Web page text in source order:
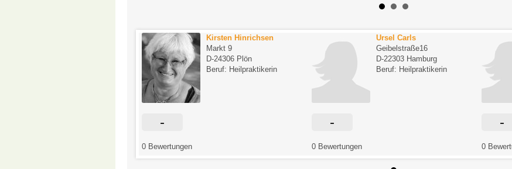
-
0 Bewertungen
Kirsten Hinrichsen
Markt 9
D-24306 Plön
Beruf: Heilpraktikerin
-
0 Bewertungen
Ursel Carls
Geibelstraße16
D-22303 Hamburg
Beruf: Heilpraktikerin
-
0